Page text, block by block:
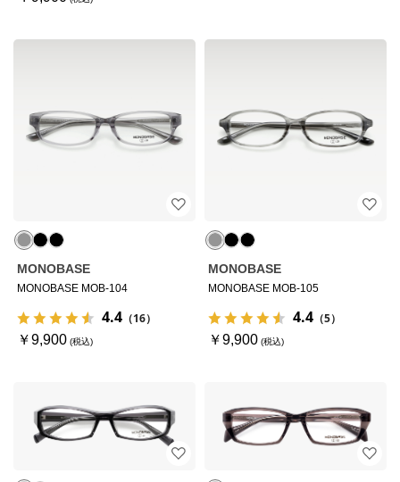
MONOBASE
MONOBASE MOB-104
4.4 （16）
￥9,900
MONOBASE
MONOBASE MOB-105
4.4 （5）
￥9,900